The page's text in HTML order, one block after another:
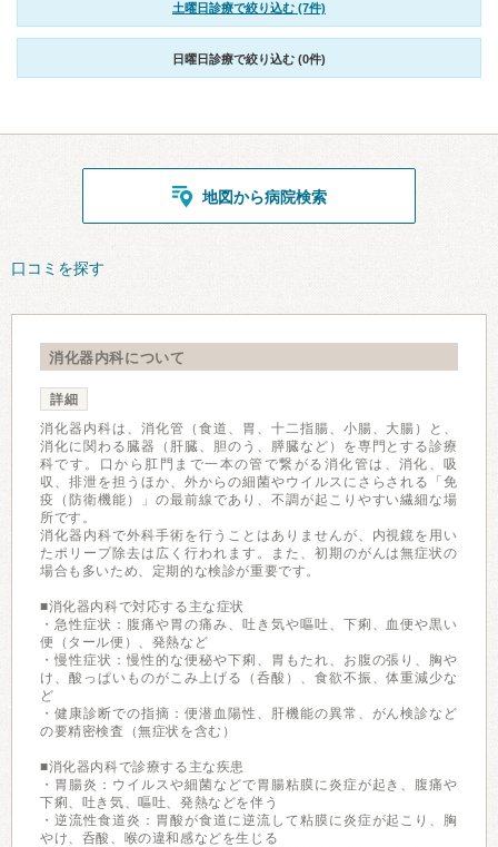
土曜日診療で絞り込む (7件)
日曜日診療で絞り込む (0件)
地図から病院検索
口コミを探す
消化器内科について
詳細
消化器内科は、消化管（食道、胃、十二指腸、小腸、大腸）と、
消化に関わる臓器（肝臓、胆のう、膵臓など）を専門とする診療
科です。口から肛門まで一本の管で繋がる消化管は、消化、吸
収、排泄を担うほか、外からの細菌やウイルスにさらされる「免
疫（防衛機能）」の最前線であり、不調が起こりやすい繊細な場
所です。
消化器内科で外科手術を行うことはありませんが、内視鏡を用い
たポリープ除去は広く行われます。また、初期のがんは無症状の
場合も多いため、定期的な検診が重要です。
■消化器内科で対応する主な症状
・急性症状：腹痛や胃の痛み、吐き気や嘔吐、下痢、血便や黒い
便（タール便）、発熱など
・慢性症状：慢性的な便秘や下痢、胃もたれ、お腹の張り、胸や
け、酸っぱいものがこみ上げる（呑酸）、食欲不振、体重減少な
ど
・健康診断での指摘：便潜血陽性、肝機能の異常、がん検診など
の要精密検査（無症状を含む）
■消化器内科で診療する主な疾患
・胃腸炎：ウイルスや細菌などで胃腸粘膜に炎症が起き、腹痛や
下痢、吐き気、嘔吐、発熱などを伴う
・逆流性食道炎：胃酸が食道に逆流して粘膜に炎症が起こり、胸
やけ、呑酸、喉の違和感などを生じる